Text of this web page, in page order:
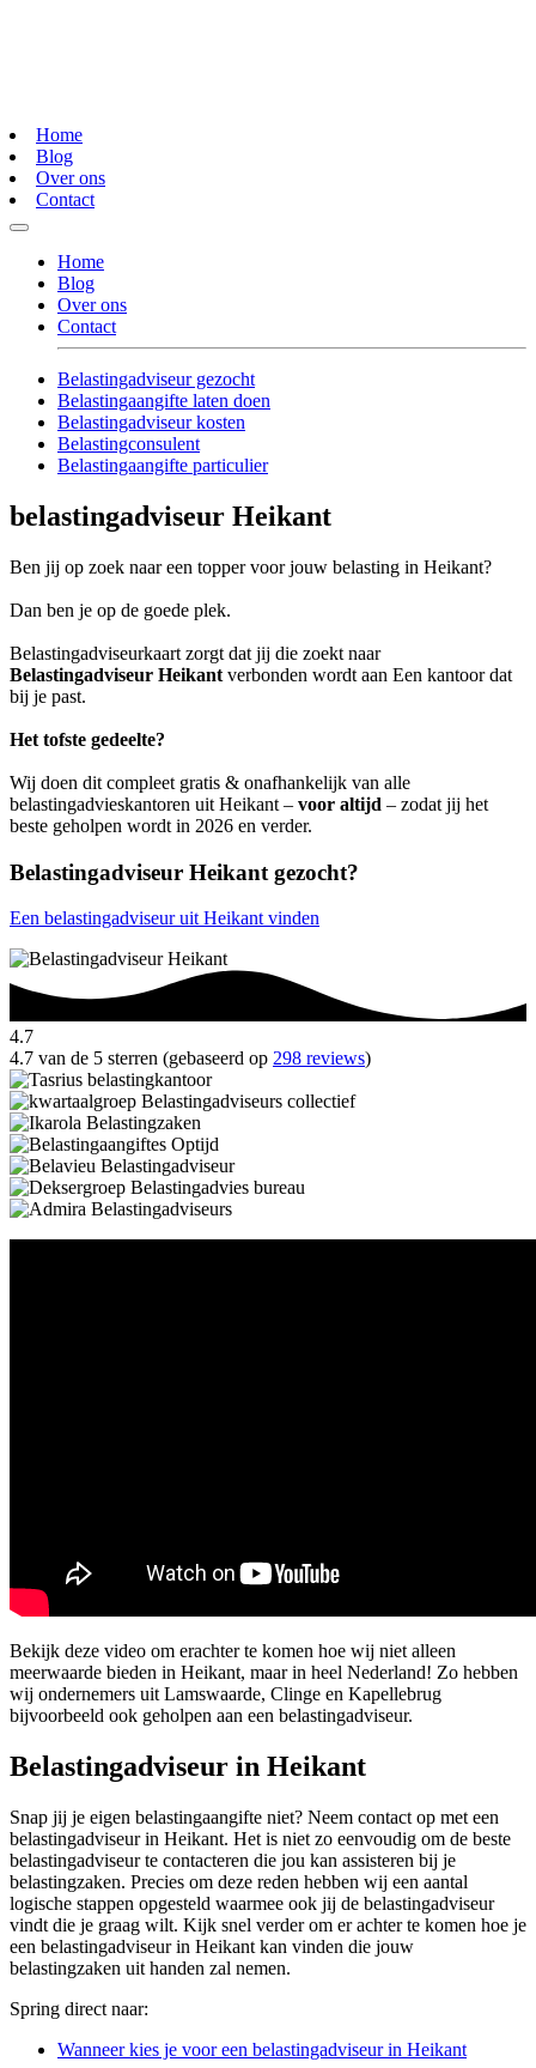
Home
Blog
Over ons
Contact
Home
Blog
Over ons
Contact
Belastingadviseur gezocht
Belastingaangifte laten doen
Belastingadviseur kosten
Belastingconsulent
Belastingaangifte particulier
belastingadviseur Heikant
Ben jij op zoek naar een topper voor jouw belasting in Heikant?
Dan ben je op de goede plek.
Belastingadviseurkaart zorgt dat jij die zoekt naar
Belastingadviseur Heikant verbonden wordt aan Een kantoor dat
bij je past.
Het tofste gedeelte?
Wij doen dit compleet gratis & onafhankelijk van alle
belastingadvieskantoren uit Heikant – voor altijd – zodat jij het
beste geholpen wordt in 2026 en verder.
Belastingadviseur Heikant gezocht?
Een belastingadviseur uit Heikant vinden
4.7
4.7 van de 5 sterren (gebaseerd op 298 reviews)
Bekijk deze video om erachter te komen hoe wij niet alleen
meerwaarde bieden in Heikant, maar in heel Nederland! Zo hebben
wij ondernemers uit Lamswaarde, Clinge en Kapellebrug
bijvoorbeeld ook geholpen aan een belastingadviseur.
Belastingadviseur in Heikant
Snap jij je eigen belastingaangifte niet? Neem contact op met een
belastingadviseur in Heikant. Het is niet zo eenvoudig om de beste
belastingadviseur te contacteren die jou kan assisteren bij je
belastingzaken. Precies om deze reden hebben wij een aantal
logische stappen opgesteld waarmee ook jij de belastingadviseur
vindt die je graag wilt. Kijk snel verder om er achter te komen hoe je
een belastingadviseur in Heikant kan vinden die jouw
belastingzaken uit handen zal nemen.
Spring direct naar:
Wanneer kies je voor een belastingadviseur in Heikant